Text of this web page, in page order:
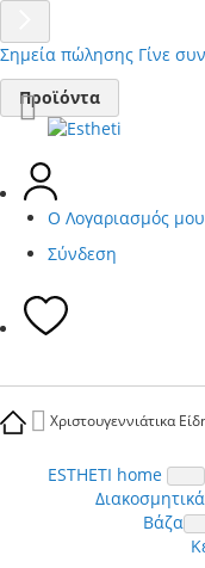
Σημεία πώλησης Γίνε
Μετάβαση
στο
περιεχόμενο
Προϊόντα
Ο Λογαριασμός μου
Σύνδεση
Χριστουγεννιάτικα
ESTHETI home
Διακοσμητικά
Βάζα